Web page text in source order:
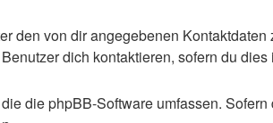
den von dir angegebenen
dich kontaktieren, sofern du
die phpBB-Software umfassen.